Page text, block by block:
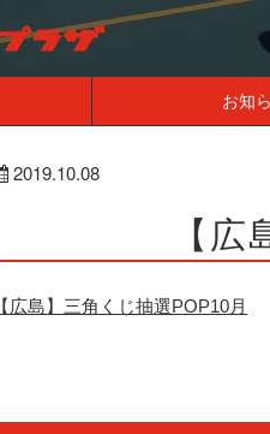
お知
2019.10.08
【
【広島】三角くじ抽選POP10月